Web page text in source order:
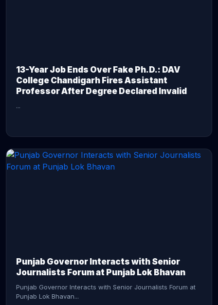
13-Year Job Ends Over Fake Ph.D.: DAV
College Chandigarh Fires Assistant
Professor After Degree Declared Invalid
...
Punjab Governor Interacts with Senior
Journalists Forum at Punjab Lok Bhavan
Punjab Governor Interacts with Senior Journalists Forum at
Punjab Lok Bhavan...